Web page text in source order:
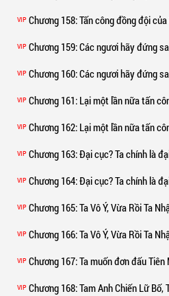
VIP Chương 158: Tấn công đồng đội
VIP Chương 159: Các ngươi hãy đứng
VIP Chương 160: Các ngươi hãy đứng
VIP Chương 161: Lại một lần nữa tấn
VIP Chương 162: Lại một lần nữa tấn
VIP Chương 163: Đại cục? Ta chính là
VIP Chương 164: Đại cục? Ta chính là
VIP Chương 165: Ta Vô Ý, Vừa Rồi Ta
VIP Chương 166: Ta Vô Ý, Vừa Rồi Ta
VIP Chương 167: Ta muốn đơn đấu
VIP Chương 168: Tam Anh Chiến Lữ